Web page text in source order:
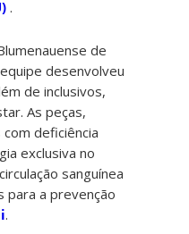
.
de
desenvolveu
de inclusivos,
As peças,
deficiência
exclusiva no
sanguínea
para a prevenção
.